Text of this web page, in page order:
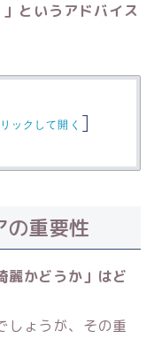
というアドバイス
ックして開く ]
の重要性
麗かどうか」はど
しょうが、その重